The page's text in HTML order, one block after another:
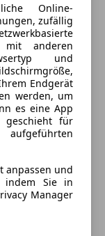
Online-
zufällig
mit anderen
und
Endgerät
werden, um
es eine App
geschieht für
anpassen und
indem Sie in
Manager